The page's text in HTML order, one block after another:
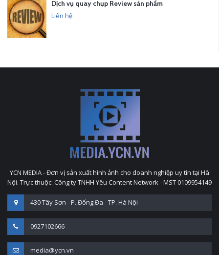
Dịch vụ quay chụp Review sản phẩm
Liên hệ
YCN MEDIA - Đơn vị sản xuất hình ảnh cho doanh nghiệp uy tín tại Hà
Nội. Trực thuộc: Công ty TNHH Yêu Content Network - MST 0109954149
430 Tây Sơn - P. Đống Đa - TP. Hà Nội
0927102666
media@ycn.vn